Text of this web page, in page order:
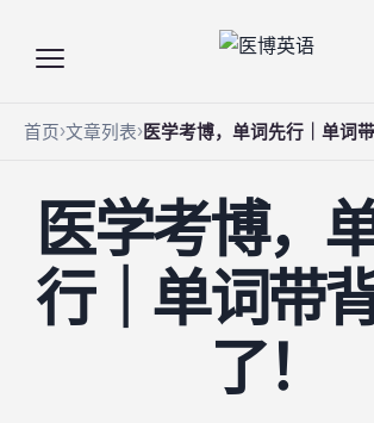
首页 文章列表 医学考博，单词先行｜单词
医学考博，
行｜单词带
了！